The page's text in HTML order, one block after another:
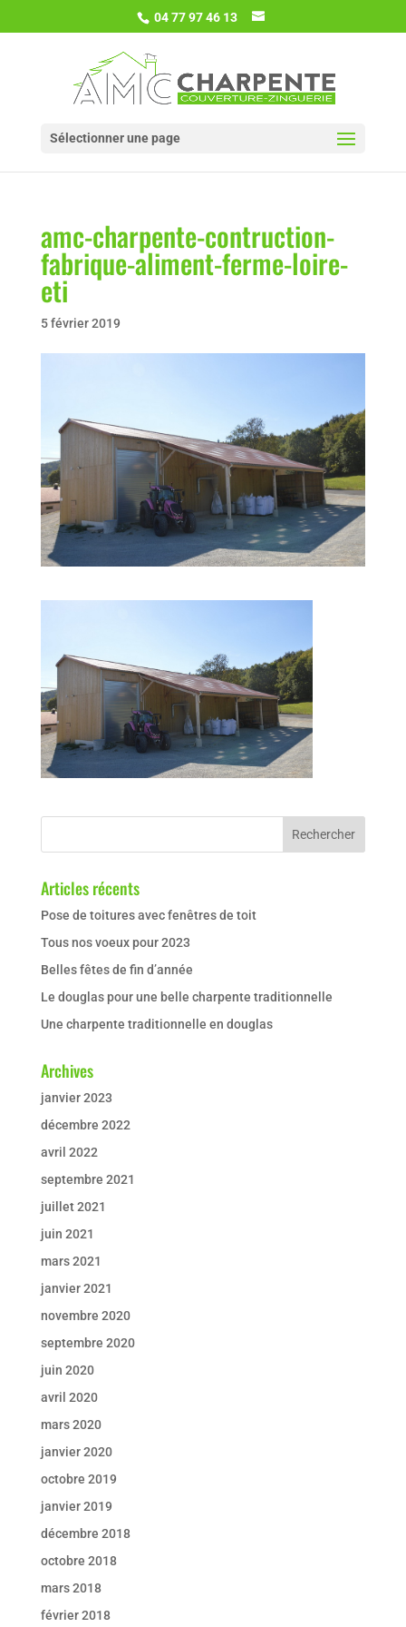
04 77 97 46 13
Sélectionner une page
amc-charpente-contruction-
fabrique-aliment-ferme-loire-
eti
5 février 2019
Articles récents
Pose de toitures avec fenêtres de toit
Tous nos voeux pour 2023
Belles fêtes de fin d’année
Le douglas pour une belle charpente traditionnelle
Une charpente traditionnelle en douglas
Archives
janvier 2023
décembre 2022
avril 2022
septembre 2021
juillet 2021
juin 2021
mars 2021
janvier 2021
novembre 2020
septembre 2020
juin 2020
avril 2020
mars 2020
janvier 2020
octobre 2019
janvier 2019
décembre 2018
octobre 2018
mars 2018
février 2018